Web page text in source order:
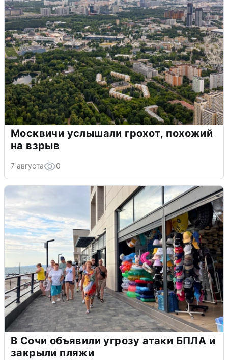
Москвичи услышали грохот, похожий
на взрыв
7 августа 0
В Сочи объявили угрозу атаки БПЛА и
закрыли пляжи